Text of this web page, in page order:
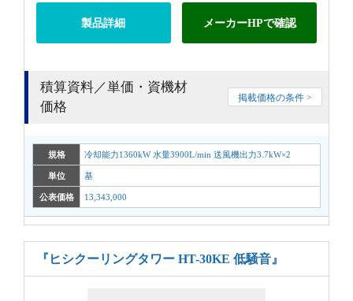
製品詳細 メーカーHPで確認
積算資料／単価・資機材
価格
掲載価格の条件 >
規格 冷却能力1360kW 水量3900L/min 送風機出力3.7kW×2
単位 基
公表価格 13,343,000
『ヒシクーリングタワー HT-30KE 低騒音』